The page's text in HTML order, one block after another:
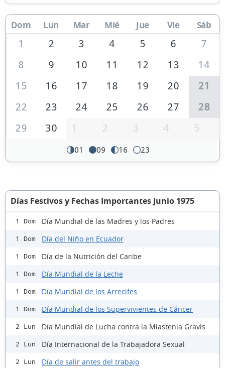
Dom Lun Mar Mié Jue Vie Sáb
1 2 3 4 5 6
7
8
9 10 11 12 13
14
15
16 17 18 19 20
21
22
23 24 25 26 27
28
29
30 1 2 3 4 5
01 09 16 23
Días Festivos y Fechas Importantes Junio 1975
1 Dom Día Mundial de las Madres y los Padres
1 Dom Día del Niño en Ecuador
1 Dom Día de la Nutrición del Caribe
1 Dom Día Mundial de la Leche
1 Dom Día Mundial de los Arrecifes
1 Dom Día Mundial de los Supervivientes de Cáncer
2 Lun Día Mundial de Lucha contra la Miastenia Gravis
2 Lun Día Internacional de la Trabajadora Sexual
2 Lun Día de salir antes del trabajo